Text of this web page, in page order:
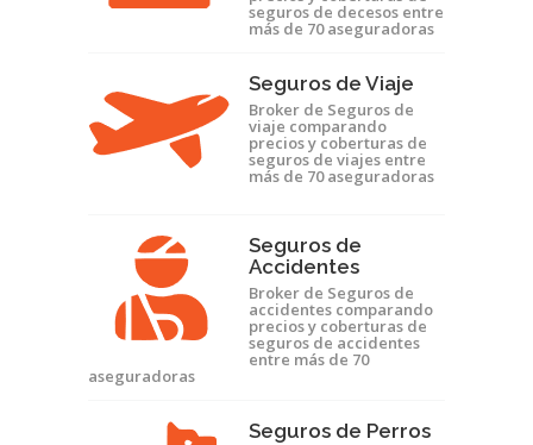
seguros de decesos entre
más de 70 aseguradoras
Seguros de Viaje
Broker de Seguros de
viaje comparando
precios y coberturas de
seguros de viajes entre
más de 70 aseguradoras
Seguros de
Accidentes
Broker de Seguros de
accidentes comparando
precios y coberturas de
seguros de accidentes
entre más de 70
aseguradoras
Seguros de Perros